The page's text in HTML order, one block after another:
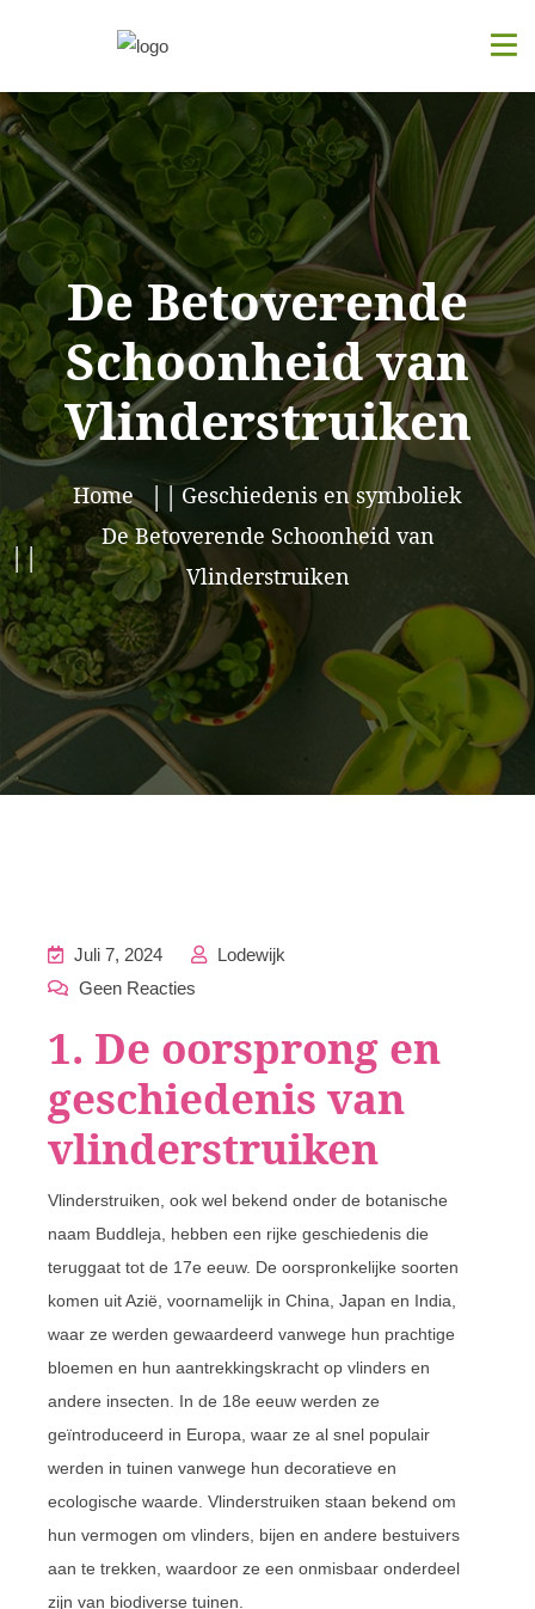
De Betoverende
Schoonheid van
Vlinderstruiken
Home
Geschiedenis en symboliek
De Betoverende Schoonheid van
Vlinderstruiken
Juli 7, 2024
Lodewijk
Geen Reacties
1. De oorsprong en
geschiedenis van
vlinderstruiken
Vlinderstruiken, ook wel bekend onder de botanische
naam Buddleja, hebben een rijke geschiedenis die
teruggaat tot de 17e eeuw. De oorspronkelijke soorten
komen uit Azië, voornamelijk in China, Japan en India,
waar ze werden gewaardeerd vanwege hun prachtige
bloemen en hun aantrekkingskracht op vlinders en
andere insecten. In de 18e eeuw werden ze
geïntroduceerd in Europa, waar ze al snel populair
werden in tuinen vanwege hun decoratieve en
ecologische waarde. Vlinderstruiken staan bekend om
hun vermogen om vlinders, bijen en andere bestuivers
aan te trekken, waardoor ze een onmisbaar onderdeel
zijn van biodiverse tuinen.